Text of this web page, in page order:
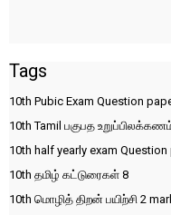
Tags
10th Pubic Exam Question
10th Tamil பகுபத
10th half yearly exam
10th தமிழ் கட்டுரைகள் 8
10th மொழித் திறன் பயிற்சி 2